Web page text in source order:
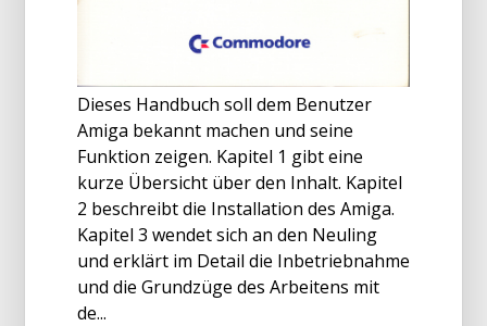
Dieses Handbuch soll dem Benutzer
Amiga bekannt machen und seine
Funktion zeigen. Kapitel 1 gibt eine
kurze Übersicht über den Inhalt. Kapitel
2 beschreibt die Installation des Amiga.
Kapitel 3 wendet sich an den Neuling
und erklärt im Detail die Inbetriebnahme
und die Grundzüge des Arbeitens mit
de...